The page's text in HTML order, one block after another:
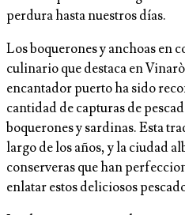
perdura hasta nuestros días.
Los boquerones y anchoas en
culinario que destaca en
encantador puerto ha sido
cantidad de capturas de
boquerones y sardinas. Esta
largo de los años, y la ciudad
conserveras que han
enlatar estos deliciosos